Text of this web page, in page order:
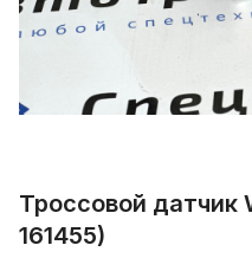
Троссовой датчик
161455)